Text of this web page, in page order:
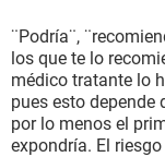
¨Podría¨,
los que te lo
médico tratante lo
pues esto depende
por lo menos el
expondría. El riesgo